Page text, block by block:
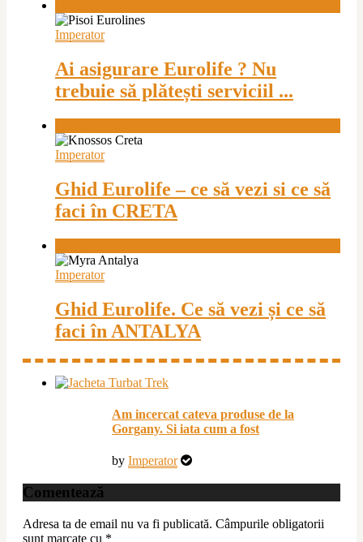
Imperator
Ai asigurare Eurolife ? Nu
trebuie să plătești serviciil ...
Imperator
Ghid Eurolife – ce să vezi si ce să
faci în CRETA
Imperator
Ghid Eurolife. Ce să vezi și ce să
faci în ANTALYA
Am incercat cateva produse de la
Gorgany. Si iata cum a fost
by Imperator
Comentează
Adresa ta de email nu va fi publicată. Câmpurile obligatorii
sunt marcate cu *